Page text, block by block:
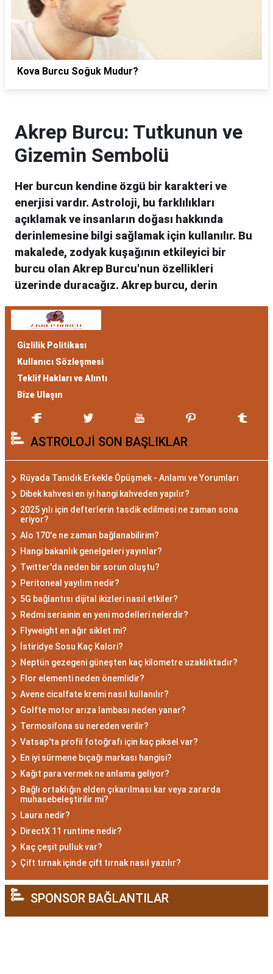
Kova Burcu Soğuk Mudur?
Akrep Burcu: Tutkunun ve
Gizemin Sembolü
Her burcun kendine özgü bir karakteri ve
enerjisi vardır. Astroloji, bu farklılıkları
açıklamak ve insanların doğası hakkında
derinlemesine bilgi sağlamak için kullanılır. Bu
makalede, zodyak kuşağının etkileyici bir
burcu olan Akrep Burcu'nun özellikleri
üzerinde duracağız. Akrep burcu, derin
Akrep burcu erkeği hem de kadını, astrolojik
hangi aylar arasında doğdukları da onların
kişilik özelliklerini belirlemede etkilidir.
Akrep Burcu Özellikleri:
Gizemli ve Kararlı
Akrep burcu, astrolojide 23 Ekim ile 21 Kasım
tarihleri arasında doğanları ifade eder. Bu
dönemde doğan bireyler genellikle gizemli ve
derin düşünce yapısına sahiptir. Akrep
burcunun temel özellikleri arasında kararlılık,
cesaret ve tutku bulunur. Akrepler, hedeflerine
ulaşmak için kararlılıkla çalışan bireylerdir.
Aynı zamanda, zekalarını ve keskin gözlem
yeteneklerini kullanarak çözüm odaklıdırlar.
Akrep Burcu Erkeği
Özellikleri: Güçlü ve
Karizmatik
Akrep burcu erkeği, genellikle güçlü bir
karaktere ve derin bir içsel güce sahiptir.
Karizmatik ve etkileyici kişilikleriyle dikkat
çekerler. Akrep burcu erkekleri, duygusal
derinlikleri ve tutkulu yaklaşımlarıyla
ilişkilerde derin bağlar kurabilirler. Ancak,
bazen kıskançlık eğilimleri de gösterebilirler.
Akrep Burcu Kadını
Özellikleri: Çekici ve Zeki
Akrep burcu kadını, çekici ve gizemli bir aura
ile çevrili olan kadınlardır. Zekalarını
kullanarak çözüm odaklı düşünürler ve
hedeflerine ulaşmak için kararlılıkla çalışırlar.
Gizlilik Politikası
Kullanıcı Sözleşmesi
Teklif Hakları ve Alıntı
Bize Ulaşın
ASTROLOJİ SON BAŞLIKLAR
Rüyada Tanıdık Erkekle Öpüşmek - Anlamı ve Yorumları
Dibek kahvesi en iyi hangi kahveden yapılır?
2025 yılı için defterlerin tasdik edilmesi ne zaman sona
eriyor?
Alo 170'e ne zaman bağlanabilirim?
Hangi bakanlık genelgeleri yayınlar?
Twitter'da neden bir sorun oluştu?
Peritoneal yayılım nedir?
5G bağlantısı dijital ikizleri nasıl etkiler?
Redmi serisinin en yeni modelleri nelerdir?
Flyweight en ağır siklet mi?
İstiridye Sosu Kaç Kalori?
Neptün gezegeni güneşten kaç kilometre uzaklıktadır?
Flor elementi neden önemlidir?
Avene cicalfate kremi nasıl kullanılır?
Golfte motor arıza lambası neden yanar?
Termosifona su nereden verilir?
Vatsap'ta profil fotoğrafı için kaç piksel var?
En iyi sürmene bıçağı markası hangisi?
Kağıt para vermek ne anlama geliyor?
Bağlı ortaklığın elden çıkarılması kar veya zararda
muhasebeleştirilir mi?
Laura nedir?
DirectX 11 runtime nedir?
Kaç çeşit pulluk var?
Çift tırnak içinde çift tırnak nasıl yazılır?
SPONSOR BAĞLANTILAR